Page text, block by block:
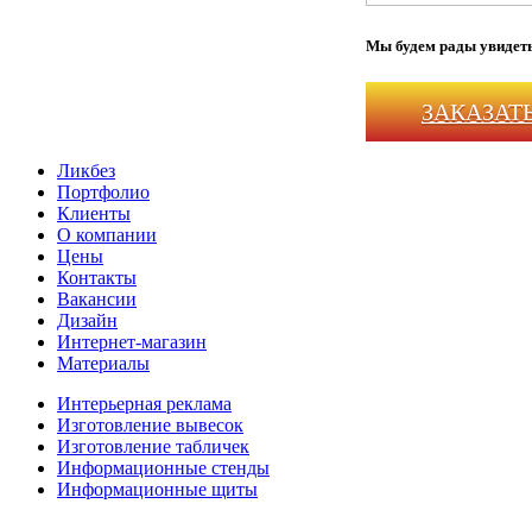
Мы будем рады
Ликбез
Портфолио
Клиенты
О компании
Цены
Контакты
Вакансии
Дизайн
Интернет-магазин
Материалы
Интерьерная реклама
Изготовление вывесок
Изготовление табличек
Информационные стенды
Информационные щиты